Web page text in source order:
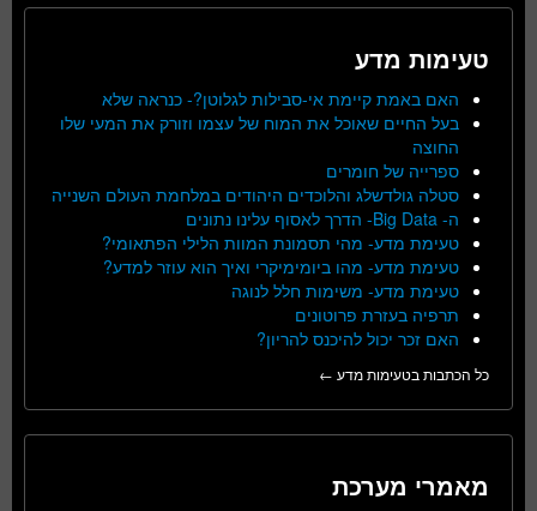
טעימות מדע
האם באמת קיימת אי-סבילות לגלוטן?- כנראה שלא
בעל החיים שאוכל את המוח של עצמו וזורק את המעי שלו
החוצה
ספרייה של חומרים
סטלה גולדשלג והלוכדים היהודים במלחמת העולם השנייה
ה- Big Data- הדרך לאסוף עלינו נתונים
טעימת מדע- מהי תסמונת המוות הלילי הפתאומי?
טעימת מדע- מהו ביומימיקרי ואיך הוא עוזר למדע?
טעימת מדע- משימות חלל לנוגה
תרפיה בעזרת פרוטונים
האם זכר יכול להיכנס להריון?
כל הכתבות בטעימות מדע ←
מאמרי מערכת